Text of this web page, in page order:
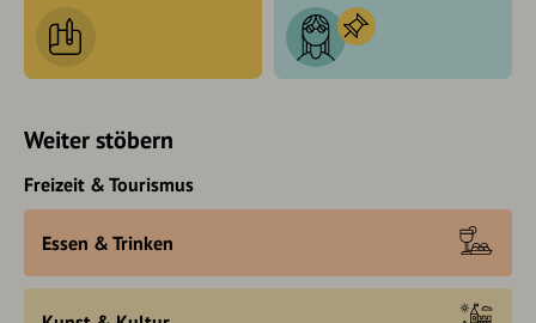
Weiter stöbern
Freizeit & Tourismus
Essen & Trinken